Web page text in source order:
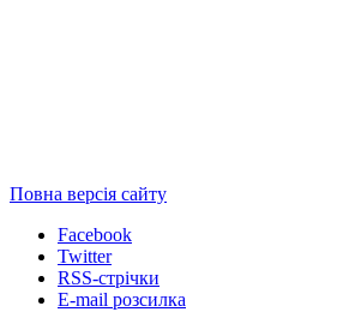
Повна версія сайту
Facebook
Twitter
RSS-стрічки
E-mail розсилка